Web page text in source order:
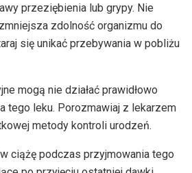
przeziębienia lub grypy. Nie
zdolność organizmu do
się unikać przebywania w pobliżu
mogą nie działać prawidłowo
tego leku. Porozmawiaj z lekarzem
metody kontroli urodzeń.
ciążę podczas przyjmowania tego